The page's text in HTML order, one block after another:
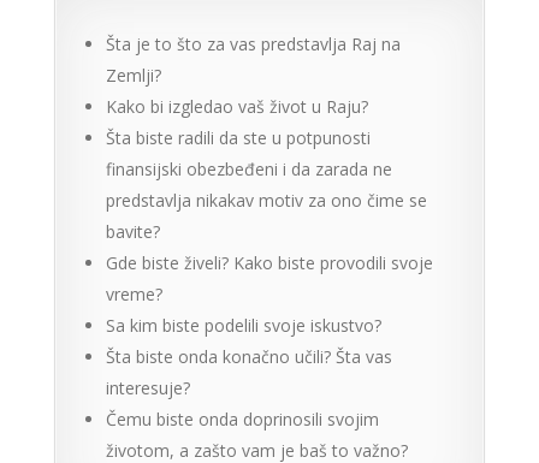
Šta je to što za vas predstavlja Raj na
Zemlji?
Kako bi izgledao vaš život u Raju?
Šta biste radili da ste u potpunosti
finansijski obezbeđeni i da zarada ne
predstavlja nikakav motiv za ono čime se
bavite?
Gde biste živeli? Kako biste provodili svoje
vreme?
Sa kim biste podelili svoje iskustvo?
Šta biste onda konačno učili? Šta vas
interesuje?
Čemu biste onda doprinosili svojim
životom, a zašto vam je baš to važno?